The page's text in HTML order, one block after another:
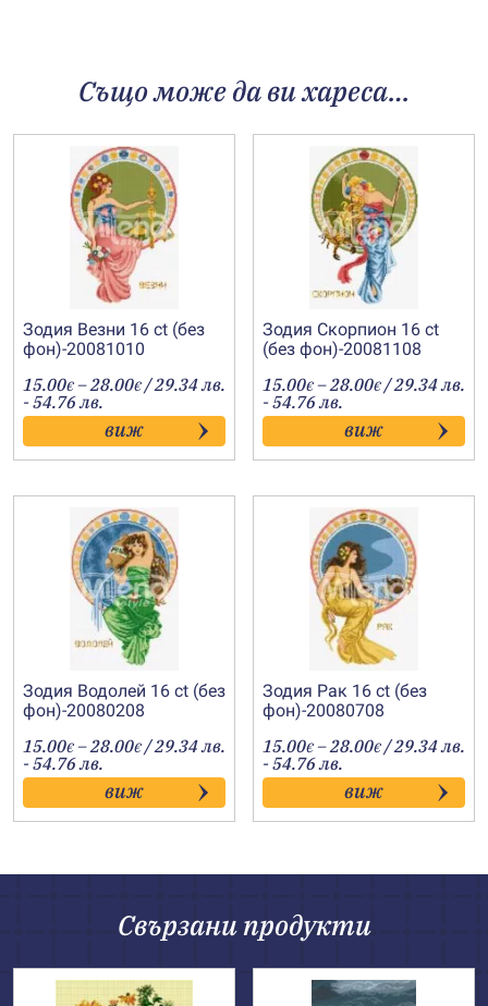
Също може да ви хареса…
Зодия Везни 16 ct (без
фон)-20081010
15.00€ –28.00€Price
range:
15.00€
through
28.00€
/ 29.34 лв.
- 54.76 лв.
виж
Зодия Скорпион 16 ct
(без фон)-20081108
15.00€ –28.00€Price
range:
15.00€
through
28.00€
/ 29.34 лв.
- 54.76 лв.
виж
Зодия Водолей 16 ct (без
фон)-20080208
15.00€ –28.00€Price
range:
15.00€
through
28.00€
/ 29.34 лв.
- 54.76 лв.
виж
Зодия Рак 16 ct (без
фон)-20080708
15.00€ –28.00€Price
range:
15.00€
through
28.00€
/ 29.34 лв.
- 54.76 лв.
виж
Свързани продукти